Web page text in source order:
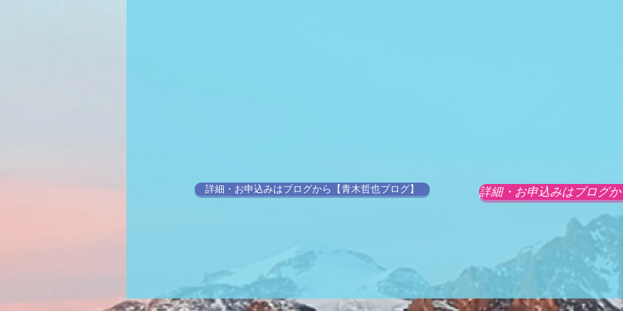
詳細・お申込みはブログから【青木哲也ブログ】 詳細・お申込みはブログ